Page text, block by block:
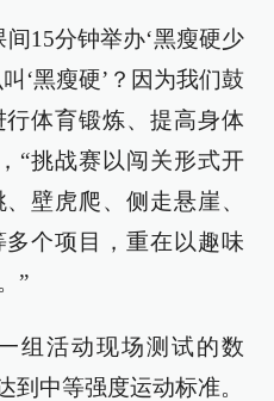
15分钟举办‘黑瘦硬少
‘黑瘦硬’？因为我们鼓
体育锻炼、提高身体
“挑战赛以闯关形式开
壁虎爬、侧走悬崖、
个项目，重在以趣味
”
组活动现场测试的数
到中等强度运动标准。